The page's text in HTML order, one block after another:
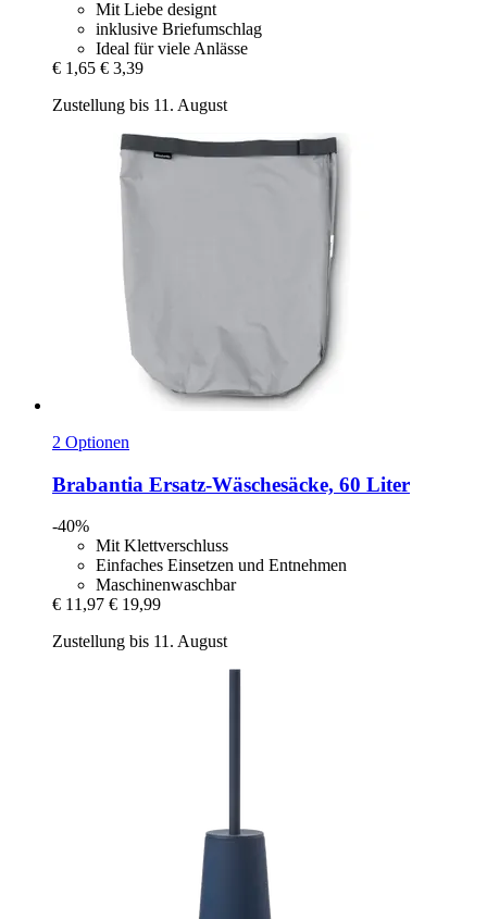
Mit Liebe designt
inklusive Briefumschlag
Ideal für viele Anlässe
€ 1,65 € 3,39
Zustellung bis 11. August
2 Optionen
Brabantia Ersatz-​Wäschesäcke, 60 Liter
-40%
Mit Klettverschluss
Einfaches Einsetzen und Entnehmen
Maschinenwaschbar
€ 11,97 € 19,99
Zustellung bis 11. August